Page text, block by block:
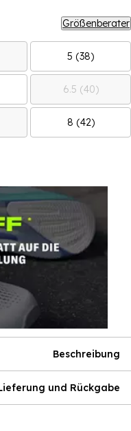
Größenberater
5 (38)
6.5 (40)
8 (42)
Beschreibung
und Rückgabe